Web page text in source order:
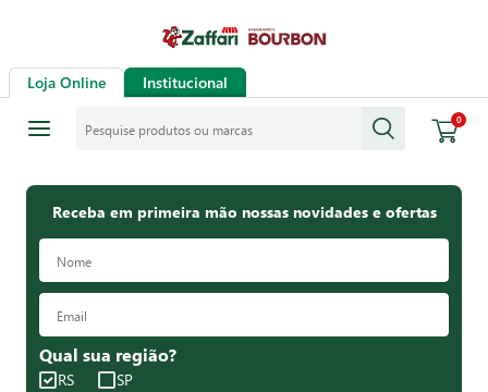
Loja Online Institucional
0
Receba em primeira mão nossas novidades e ofertas
Qual sua região?
RS SP